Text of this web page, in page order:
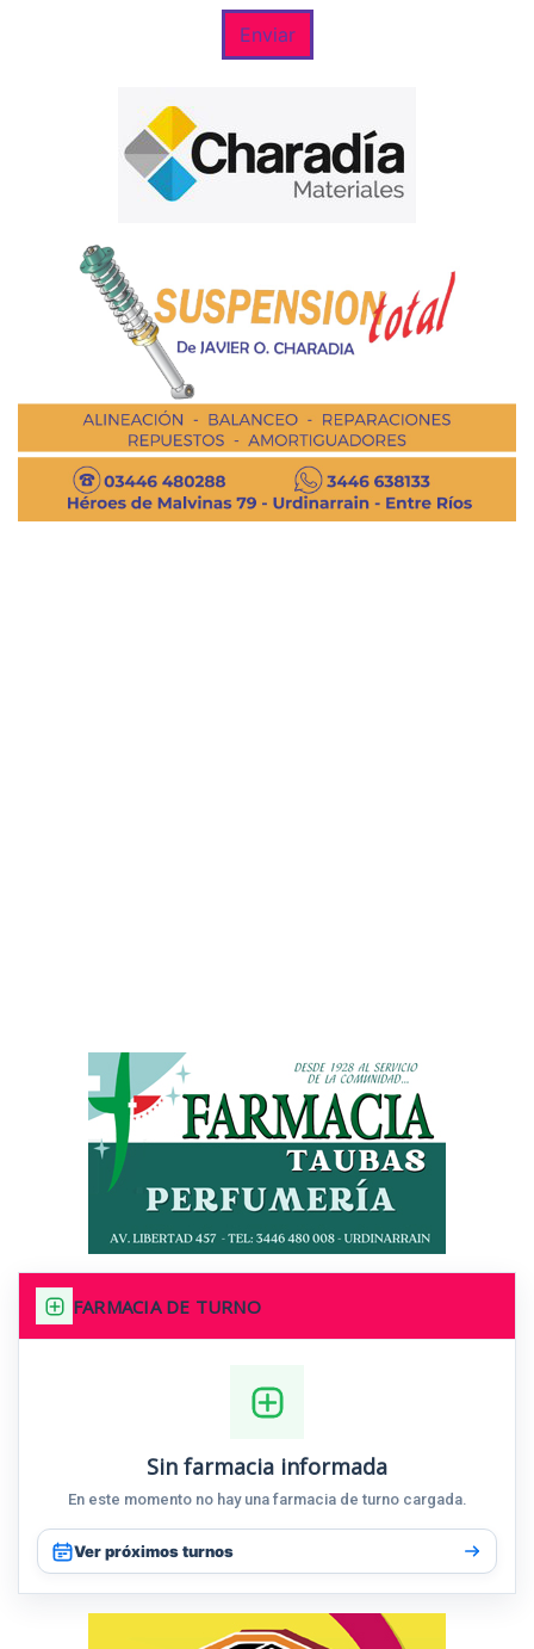
FARMACIA DE TURNO
Sin farmacia informada
En este momento no hay una farmacia de turno cargada.
Ver próximos turnos